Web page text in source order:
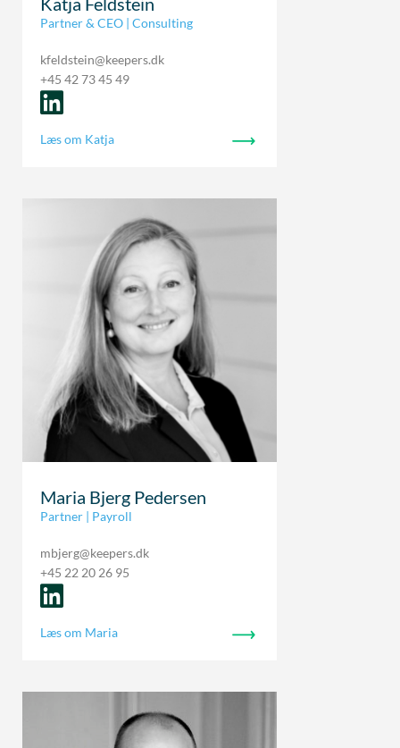
Partner & CEO | Consulting
kfeldstein@keepers.dk
+45 42 73 45 49
Læs om Katja
Maria Bjerg Pedersen
Partner | Payroll
mbjerg@keepers.dk
+45 22 20 26 95
Læs om Maria